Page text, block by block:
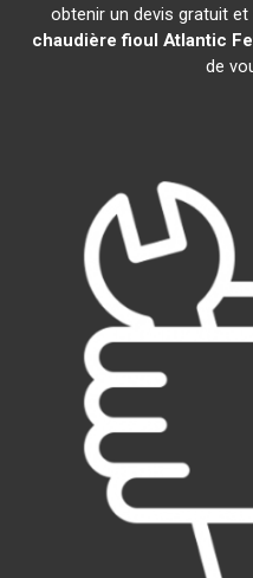
obtenir un devis gratuit
chaudière fioul Atlantic
de